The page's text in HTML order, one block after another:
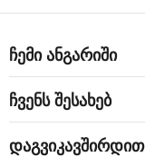
ჩემი ანგარიში
ჩვენს შესახებ
დაგვიკავშირდით